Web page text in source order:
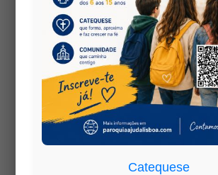
Catequese